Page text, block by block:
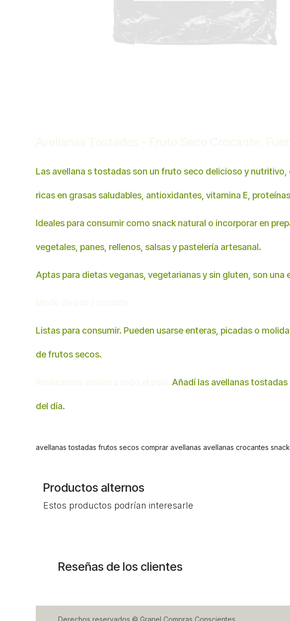
Las avellana s tostadas son un fruto seco delicioso y
ricas en grasas saludables, antioxidantes, vitamina E,
Ideales para consumir como snack natural o incorporar en
vegetales, panes, rellenos, salsas y pastelería artesanal.
Aptas para dietas veganas, vegetarianas y sin gluten, son
Listas para consumir. Pueden usarse enteras, picadas o
de frutos secos.
Añadí las avellanas
del día.
avellanas tostadas frutos secos comprar avellanas avellanas crocantes
Productos alternos
Estos productos podrían interesarle
Reseñas de los clientes